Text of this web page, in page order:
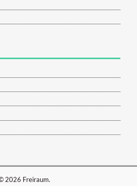
2026 Freiraum.